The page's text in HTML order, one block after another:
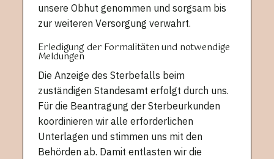
unsere Obhut genommen und sorgsam bis
zur weiteren Versorgung verwahrt.
Erledigung der Formalitäten und notwendige
Meldungen
Die Anzeige des Sterbefalls beim
zuständigen Standesamt erfolgt durch uns.
Für die Beantragung der Sterbeurkunden
koordinieren wir alle erforderlichen
Unterlagen und stimmen uns mit den
Behörden ab. Damit entlasten wir die